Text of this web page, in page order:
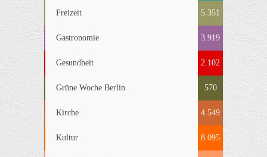
Freizeit 5.351
Gastronomie 3.919
Gesundheit 2.102
Grüne Woche Berlin 570
Kirche 4.549
Kultur 8.095